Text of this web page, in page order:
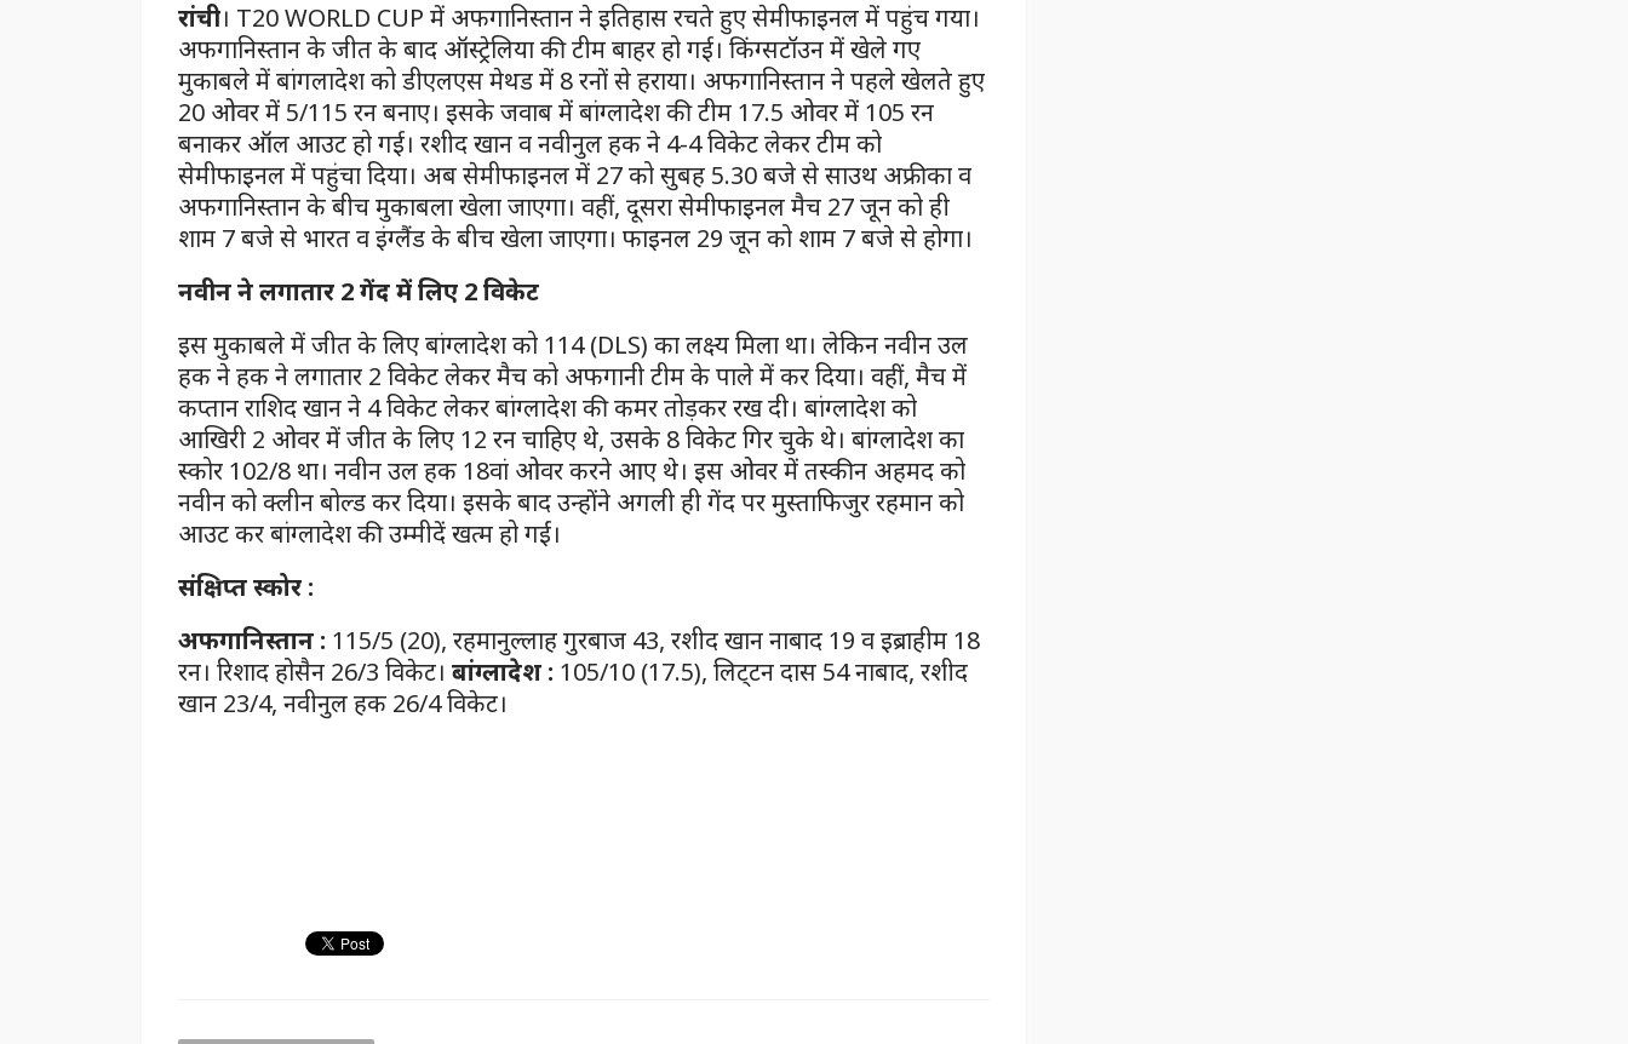
रांची। T20 WORLD CUP में अफगानिस्तान ने इतिहास रचते हुए सेमीफाइनल में पहुंच गया।
अफगानिस्तान के जीत के बाद ऑस्ट्रेलिया की टीम बाहर हो गई। किंग्सटॉउन में खेले गए
मुकाबले में बांगलादेश को डीएलएस मेथड में 8 रनों से हराया। अफगानिस्तान ने पहले खेलते हुए
20 ओवर में 5/115 रन बनाए। इसके जवाब में बांग्लादेश की टीम 17.5 ओवर में 105 रन
बनाकर ऑल आउट हो गई। रशीद खान व नवीनुल हक ने 4-4 विकेट लेकर टीम को
सेमीफाइनल में पहुंचा दिया। अब सेमीफाइनल में 27 को सुबह 5.30 बजे से साउथ अफ्रीका व
अफगानिस्तान के बीच मुकाबला खेला जाएगा। वहीं, दूसरा सेमीफाइनल मैच 27 जून को ही
शाम 7 बजे से भारत व इंग्लैंड के बीच खेला जाएगा। फाइनल 29 जून को शाम 7 बजे से होगा।
नवीन ने लगातार 2 गेंद में लिए 2 विकेट
इस मुकाबले में जीत के लिए बांग्लादेश को 114 (DLS) का लक्ष्य म‍िला था। लेकिन नवीन उल
हक ने हक ने लगातार 2 व‍िकेट लेकर मैच को अफगानी टीम के पाले में कर दिया। वहीं, मैच में
कप्तान राश‍िद खान ने 4 व‍िकेट लेकर बांग्लादेश की कमर तोड़कर रख दी। बांग्लादेश को
आख‍िरी 2 ओवर में जीत के ल‍िए 12 रन चाह‍िए थे, उसके 8 व‍िकेट ग‍िर चुके थे। बांग्लादेश का
स्कोर 102/8 था। नवीन उल हक 18वां ओवर करने आए थे। इस ओवर में तस्कीन अहमद को
नवीन को क्लीन बोल्ड कर द‍िया। इसके बाद उन्होंने अगली ही गेंद पर मुस्ताफिजुर रहमान को
आउट कर बांग्लादेश की उम्मीदें खत्म हो गईं।
संक्षिप्त स्कोर :
अफगानिस्तान : 115/5 (20), रहमानुल्लाह गुरबाज 43, रशीद खान नाबाद 19 व इब्राहीम 18
रन। रिशाद होसैन 26/3 विकेट। बांग्लादेश : 105/10 (17.5), लिट्‌टन दास 54 नाबाद, रशीद
खान 23/4, नवीनुल हक 26/4 विकेट।